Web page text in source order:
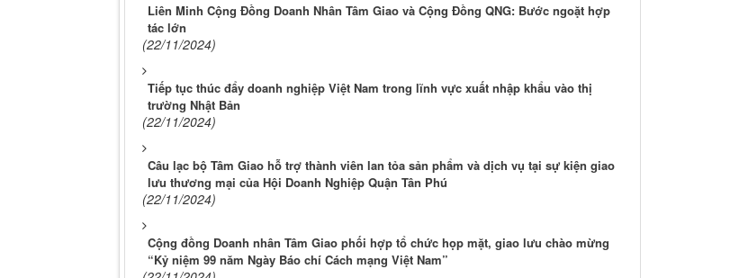
Liên Minh Cộng Đồng Doanh Nhân Tâm Giao và Cộng Đồng QNG: Bước ngoặt hợp
tác lớn
(22/11/2024)
Tiếp tục thúc đẩy doanh nghiệp Việt Nam trong lĩnh vực xuất nhập khẩu vào thị
trường Nhật Bản
(22/11/2024)
Câu lạc bộ Tâm Giao hỗ trợ thành viên lan tỏa sản phẩm và dịch vụ tại sự kiện giao
lưu thương mại của Hội Doanh Nghiệp Quận Tân Phú
(22/11/2024)
Cộng đồng Doanh nhân Tâm Giao phối hợp tổ chức họp mặt, giao lưu chào mừng
“Kỷ niệm 99 năm Ngày Báo chí Cách mạng Việt Nam”